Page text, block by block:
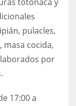
pulacles,
masa cocida,
por
17:00 a